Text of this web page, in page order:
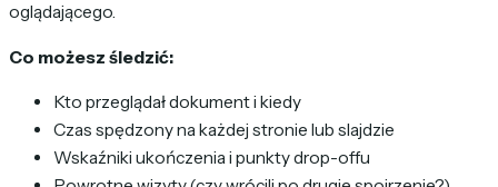
oglądającego.
Co możesz śledzić:
Kto przeglądał dokument i kiedy
Czas spędzony na każdej stronie lub slajdzie
Wskaźniki ukończenia i punkty drop-offu